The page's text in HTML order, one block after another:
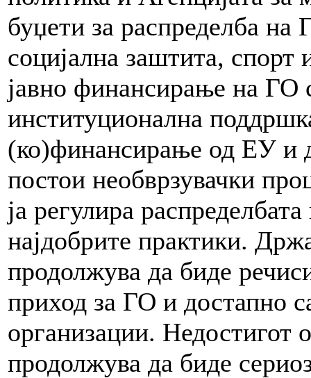
буџети за распределба на
социјална заштита,
јавно финансирање на ГО
институционална
(ко)финансирање од ЕУ и
постои необврзувачки
ја регулира
најдобрите практики.
продолжува да биде
приход за ГО и достапно
организации. Недостигот
продолжува да биде